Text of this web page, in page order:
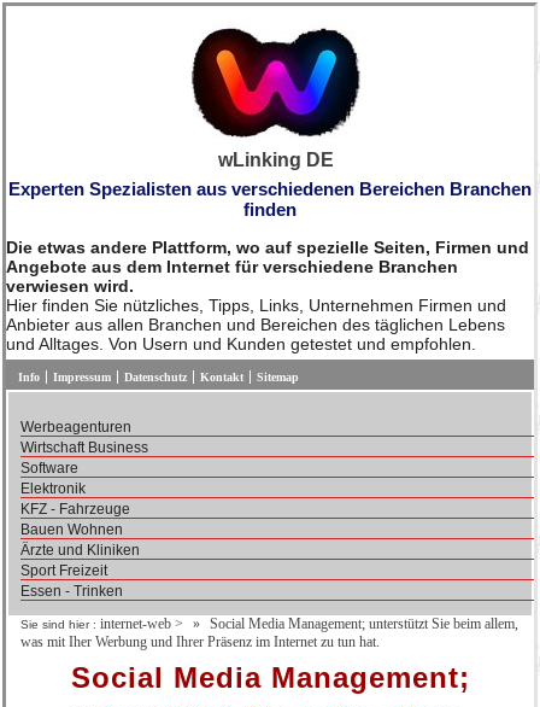
wLinking DE
Experten Spezialisten aus verschiedenen Bereichen Branchen
finden
Die etwas andere Plattform, wo auf spezielle Seiten, Firmen und
Angebote aus dem Internet für verschiedene Branchen
verwiesen wird.
Hier finden Sie nützliches, Tipps, Links, Unternehmen Firmen und
Anbieter aus allen Branchen und Bereichen des täglichen Lebens
und Alltages. Von Usern und Kunden getestet und empfohlen.
Info Impressum Datenschutz Kontakt Sitemap
Werbeagenturen
Wirtschaft Business
Software
Elektronik
KFZ - Fahrzeuge
Bauen Wohnen
Ärzte und Kliniken
Sport Freizeit
Essen - Trinken
Sie sind hier : internet-web >
Social Media Management; unterstützt Sie beim allem,
was mit Iher Werbung und Ihrer Präsenz im Internet zu tun hat.
Social Media Management;